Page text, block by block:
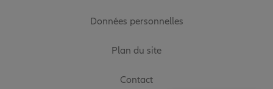
Données personnelles
Plan du site
Contact